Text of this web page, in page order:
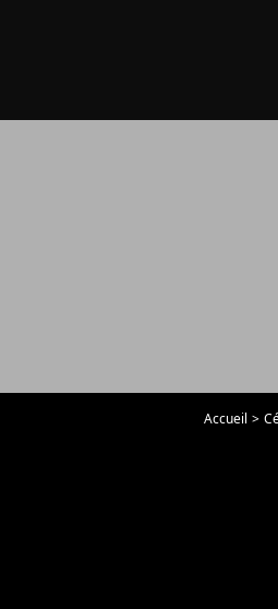
Accueil